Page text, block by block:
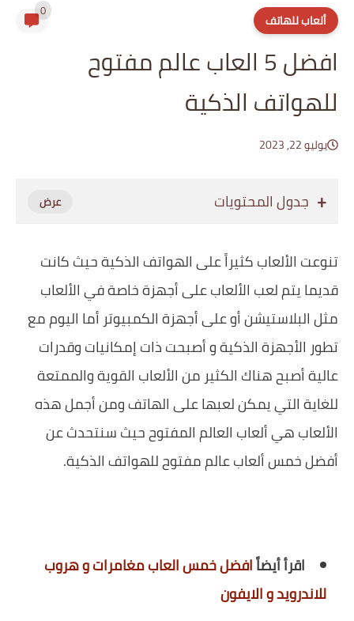
ألعاب للهاتف 0
افضل 5 العاب عالم مفتوح
للهواتف الذكية
يوليو 22, 2023
جدول المحتويات
‏تنوعت الألعاب كثيراً على الهواتف الذكية حيث كانت
قديما يتم لعب الألعاب على أجهزة خاصة في الألعاب
مثل البلاستيشن أو على أجهزة الكمبيوتر أما اليوم مع
تطور الأجهزة الذكية و أصبحت ذات إمكانيات وقدرات
عالية أصبح هناك الكثير من الألعاب القوية والممتعة
للغاية التي يمكن لعبها على الهاتف ومن أجمل هذه
الألعاب هي ألعاب العالم المفتوح حيث سنتحدث عن
أفضل خمس ألعاب عالم مفتوح للهواتف الذكية.
اقرأ أيضاًافضل خمس العاب مغامرات و هروب
للاندرويد و الايفون